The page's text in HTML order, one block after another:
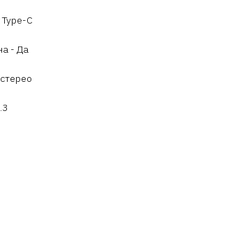
C
- Да